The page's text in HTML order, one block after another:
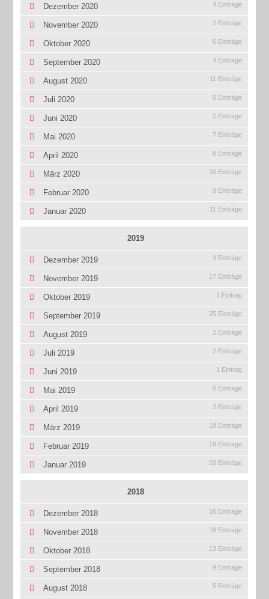
Dezember 2020 4 Einträge
November 2020 2 Einträge
Oktober 2020 6 Einträge
September 2020 4 Einträge
August 2020 11 Einträge
Juli 2020 5 Einträge
Juni 2020 2 Einträge
Mai 2020 7 Einträge
April 2020 8 Einträge
März 2020 20 Einträge
Februar 2020 9 Einträge
Januar 2020 11 Einträge
2019
Dezember 2019 3 Einträge
November 2019 17 Einträge
Oktober 2019 1 Eintrag
September 2019 25 Einträge
August 2019 2 Einträge
Juli 2019 2 Einträge
Juni 2019 1 Eintrag
Mai 2019 5 Einträge
April 2019 2 Einträge
März 2019 19 Einträge
Februar 2019 19 Einträge
Januar 2019 10 Einträge
2018
Dezember 2018 16 Einträge
November 2018 18 Einträge
Oktober 2018 13 Einträge
September 2018 9 Einträge
August 2018 5 Einträge